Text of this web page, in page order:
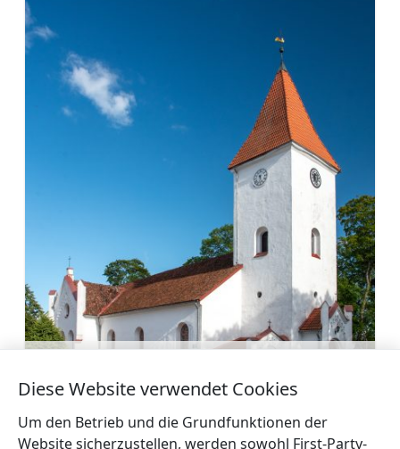
Diese Website verwendet Cookies
Um den Betrieb und die Grundfunktionen der
Website sicherzustellen, werden sowohl First-Party-